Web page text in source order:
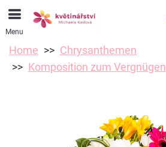
Menu
Home
Chrysanthemen
Komposition zum Vergnügen